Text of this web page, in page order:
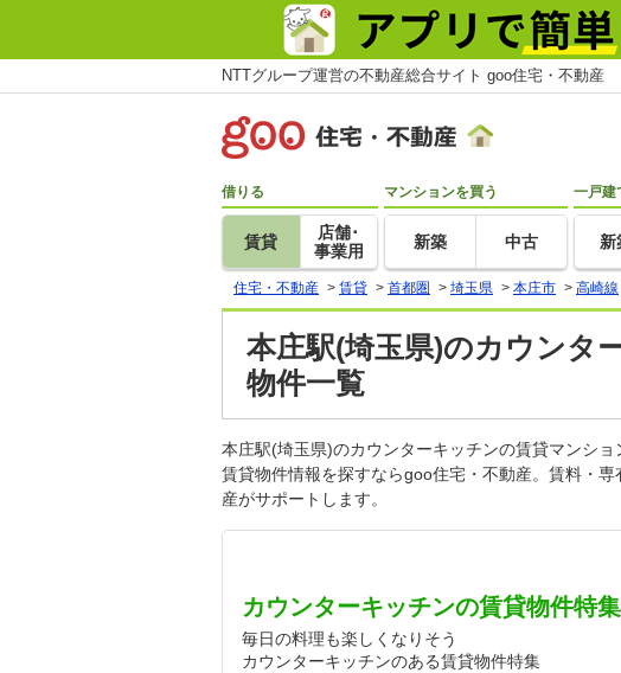
NTTグループ運営の不動産総合サイト goo住宅・不動産
借りる
賃貸
店舗･
事業用
マンションを買う
新築 中古
一戸建
新
住宅・不動産 > 賃貸 > 首都圏 > 埼玉県 > 本庄市 > 高崎線
本庄駅(埼玉県)のカウンタ
物件一覧
本庄駅(埼玉県)のカウンターキッチンの賃貸マンシ
賃貸物件情報を探すならgoo住宅・不動産。賃料・
産がサポートします。
カウンターキッチンの賃貸物件特集
毎日の料理も楽しくなりそう
カウンターキッチンのある賃貸物件特集